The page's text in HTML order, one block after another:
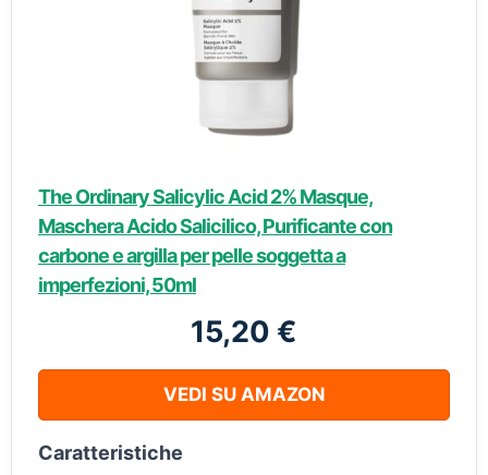
The Ordinary Salicylic Acid 2% Masque,
Maschera Acido Salicilico, Purificante con
carbone e argilla per pelle soggetta a
imperfezioni, 50ml
15,20 €
VEDI SU AMAZON
Caratteristiche